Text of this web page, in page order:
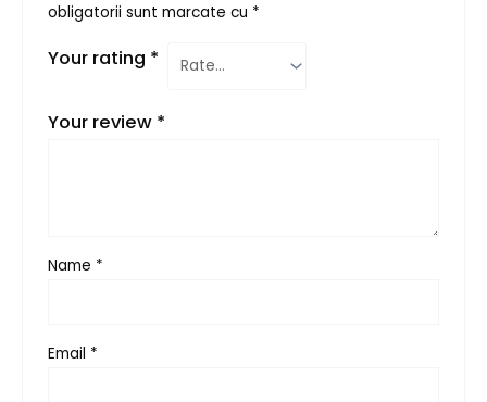
obligatorii sunt marcate cu *
Your rating *
Your review *
Name *
Email *